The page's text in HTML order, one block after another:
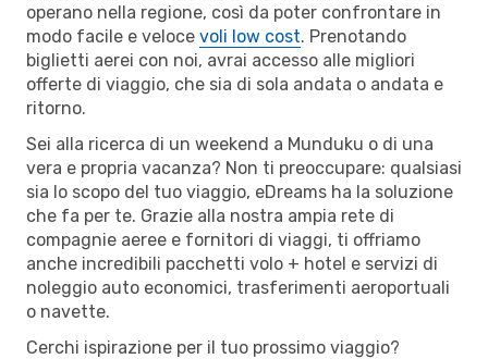
operano nella regione, così da poter confrontare in
modo facile e veloce voli low cost. Prenotando
biglietti aerei con noi, avrai accesso alle migliori
offerte di viaggio, che sia di sola andata o andata e
ritorno.
Sei alla ricerca di un weekend a Munduku o di una
vera e propria vacanza? Non ti preoccupare: qualsiasi
sia lo scopo del tuo viaggio, eDreams ha la soluzione
che fa per te. Grazie alla nostra ampia rete di
compagnie aeree e fornitori di viaggi, ti offriamo
anche incredibili pacchetti volo + hotel e servizi di
noleggio auto economici, trasferimenti aeroportuali
o navette.
Cerchi ispirazione per il tuo prossimo viaggio?